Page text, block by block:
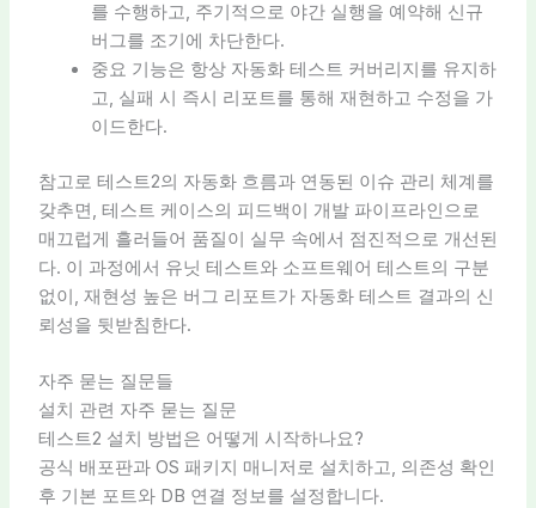
를 수행하고, 주기적으로 야간 실행을 예약해 신규
버그를 조기에 차단한다.
중요 기능은 항상 자동화 테스트 커버리지를 유지하
고, 실패 시 즉시 리포트를 통해 재현하고 수정을 가
이드한다.
참고로 테스트2의 자동화 흐름과 연동된 이슈 관리 체계를
갖추면, 테스트 케이스의 피드백이 개발 파이프라인으로
매끄럽게 흘러들어 품질이 실무 속에서 점진적으로 개선된
다. 이 과정에서 유닛 테스트와 소프트웨어 테스트의 구분
없이, 재현성 높은 버그 리포트가 자동화 테스트 결과의 신
뢰성을 뒷받침한다.
자주 묻는 질문들
설치 관련 자주 묻는 질문
테스트2 설치 방법은 어떻게 시작하나요?
공식 배포판과 OS 패키지 매니저로 설치하고, 의존성 확인
후 기본 포트와 DB 연결 정보를 설정합니다.